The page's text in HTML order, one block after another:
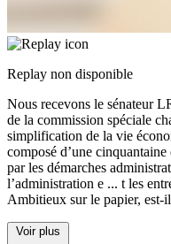
Replay non disponible
Nous recevons le sénateur
de la commission spéciale
simplification de la vie
composé d’une
par les démarches
l’administration e ... t les
Ambitieux sur le papier, est-
Voir plus